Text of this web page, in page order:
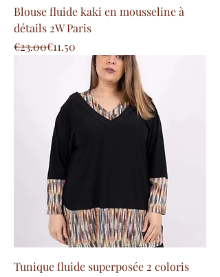
Blouse fluide kaki en mousseline à
détails 2W Paris
Regular Price
€23.00
Sale Price€11.50
Tunique fluide superposée 2 coloris